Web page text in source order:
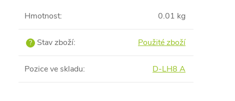
Hmotnost: 0.01 kg
? Stav zboží: Použité zboží
Pozice ve skladu: D-LH8 A